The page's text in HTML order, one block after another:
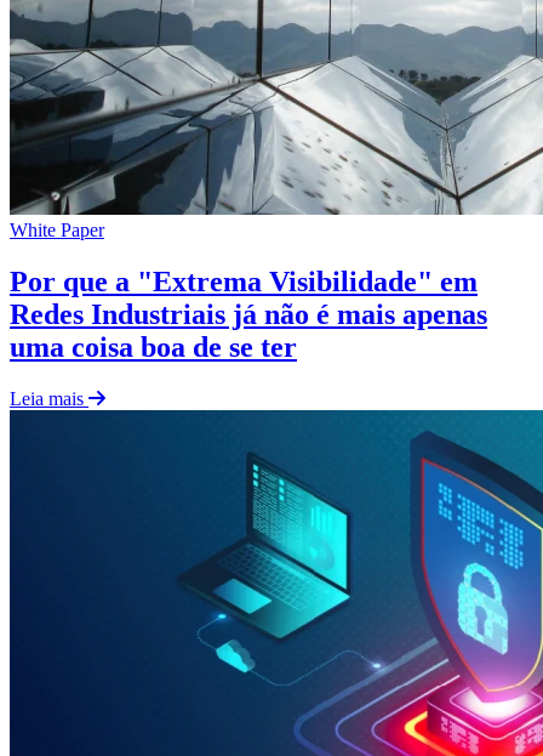
White Paper
Por que a "Extrema Visibilidade" em
Redes Industriais já não é mais apenas
uma coisa boa de se ter
Leia mais